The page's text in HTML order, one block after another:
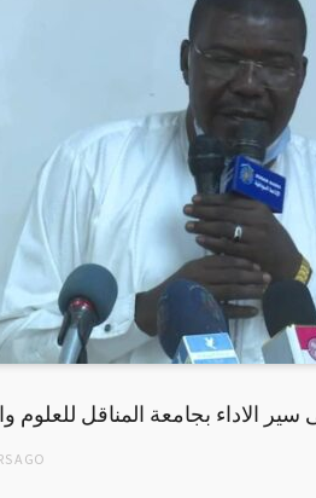
الاداء بجامعة المناقل للعلوم
AGO